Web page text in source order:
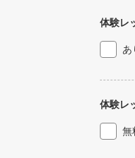
体験レ
あ
体験レ
無